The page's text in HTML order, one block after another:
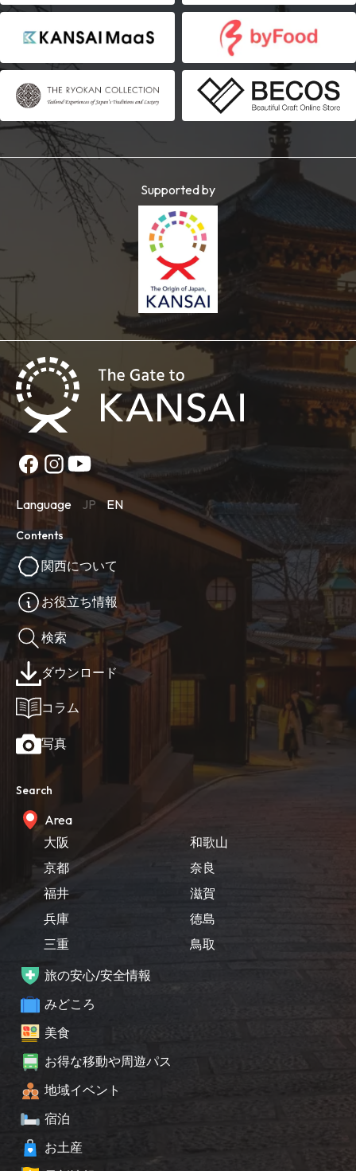
Supported by
Language JP EN
Contents
関西について
お役立ち情報
検索
ダウンロード
コラム
写真
Search
Area
大阪
京都
福井
兵庫
三重
和歌山
奈良
滋賀
徳島
鳥取
旅の安心/安全情報
みどころ
美食
お得な移動や周遊パス
地域イベント
宿泊
お土産